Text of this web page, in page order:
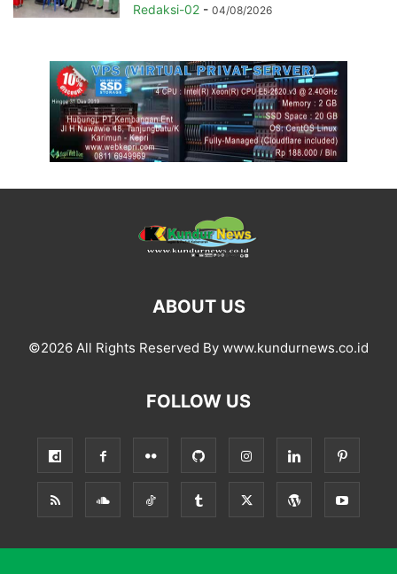
Redaksi-02 - 04/08/2026
ABOUT US
©2026 All Rights Reserved By www.kundurnews.co.id
FOLLOW US